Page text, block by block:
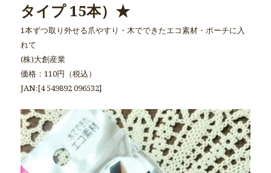
タイプ 15本）★
1本ずつ取り外せる爪やすり・木でできたエコ素材・ポーチに入
れて
(株)大創産業
価格：110円（税込）
JAN:[4 549892 096532]